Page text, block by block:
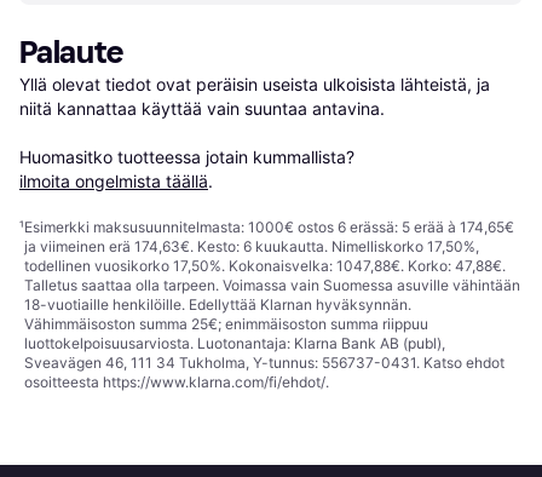
Palaute
Yllä olevat tiedot ovat peräisin useista ulkoisista lähteistä, ja
niitä kannattaa käyttää vain suuntaa antavina.
Huomasitko tuotteessa jotain kummallista?
ilmoita ongelmista täällä.
¹Esimerkki maksusuunnitelmasta: 1000€ ostos 6 erässä: 5 erää à 174,65€
ja viimeinen erä 174,63€. Kesto: 6 kuukautta. Nimelliskorko 17,50%,
todellinen vuosikorko 17,50%. Kokonaisvelka: 1047,88€. Korko: 47,88€.
Talletus saattaa olla tarpeen. Voimassa vain Suomessa asuville vähintään
18-vuotiaille henkilöille. Edellyttää Klarnan hyväksynnän.
Vähimmäisoston summa 25€; enimmäisoston summa riippuu
luottokelpoisuusarviosta. Luotonantaja: Klarna Bank AB (publ),
Sveavägen 46, 111 34 Tukholma, Y-tunnus: 556737-0431. Katso ehdot
osoitteesta https://www.klarna.com/fi/ehdot/.